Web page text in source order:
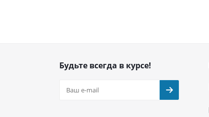
Будьте всегда в курсе!